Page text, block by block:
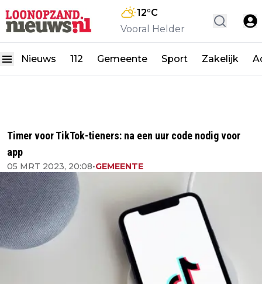
12°C
Vooral Helder
Nieuws 112 Gemeente Sport Zakelijk
Timer voor TikTok-tieners: na een uur code nodig voor
app
05 MRT 2023, 20:08•GEMEENTE